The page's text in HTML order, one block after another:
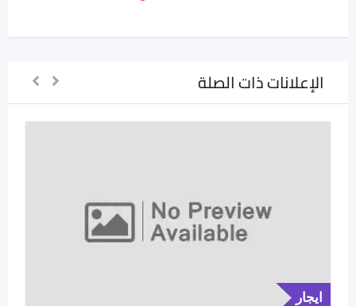
الإعلانات ذات الصلة
ايجار